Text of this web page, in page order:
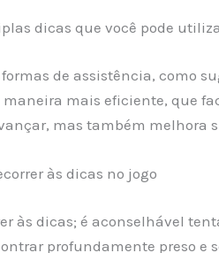
dicas que você pode
formas de assistência, como
mais eficiente, que
mas também melhora
às dicas no jogo
às dicas; é aconselhável
profundamente preso e